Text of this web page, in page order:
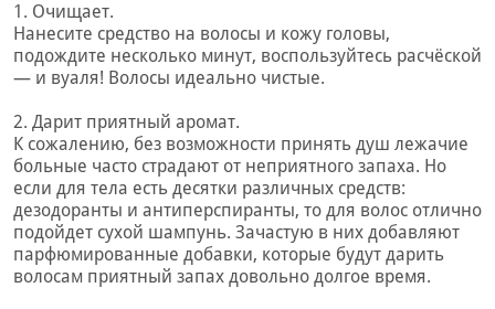
1. Очищает.
Нанесите средство на волосы и кожу головы,
подождите несколько минут, воспользуйтесь расчёской
— и вуаля! Волосы идеально чистые.
2. Дарит приятный аромат.
К сожалению, без возможности принять душ лежачие
больные часто страдают от неприятного запаха. Но
если для тела есть десятки различных средств:
дезодоранты и антиперспиранты, то для волос отлично
подойдет сухой шампунь. Зачастую в них добавляют
парфюмированные добавки, которые будут дарить
волосам приятный запах довольно долгое время.